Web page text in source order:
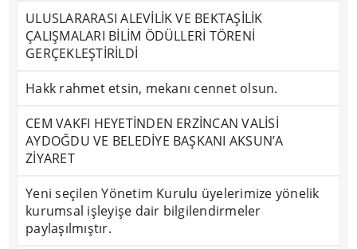
ULUSLARARASI ALEVİLİK VE BEKTAŞİLİK
ÇALIŞMALARI BİLİM ÖDÜLLERİ TÖRENİ
GERÇEKLEŞTİRİLDİ
Hakk rahmet etsin, mekanı cennet olsun.
CEM VAKFI HEYETİNDEN ERZİNCAN VALİSİ
AYDOĞDU VE BELEDİYE BAŞKANI AKSUN’A
ZİYARET
Yeni seçilen Yönetim Kurulu üyelerimize yönelik
kurumsal işleyişe dair bilgilendirmeler
paylaşılmıştır.